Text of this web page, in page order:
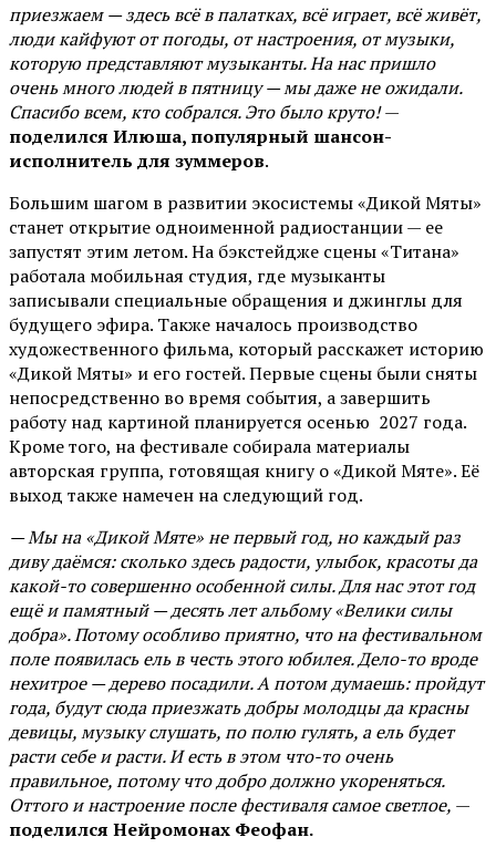
приезжаем — здесь всё в палатках, всё играет, всё живёт,
люди кайфуют от погоды, от настроения, от музыки,
которую представляют музыканты. На нас пришло
очень много людей в пятницу — мы даже не ожидали.
Спасибо всем, кто собрался. Это было круто!—
поделился Илюша, популярный шансон-
исполнитель для зуммеров.
Большим шагом в развитии экосистемы «Дикой Мяты»
станет открытие одноименной радиостанции — ее
запустят этим летом. На бэкстейдже сцены «Титана»
работала мобильная студия, где музыканты
записывали специальные обращения и джинглы для
будущего эфира. Также началось производство
художественного фильма, который расскажет историю
«Дикой Мяты» и его гостей. Первые сцены были сняты
непосредственно во время события, а завершить
работу над картиной планируется осенью 2027 года.
Кроме того, на фестивале собирала материалы
авторская группа, готовящая книгу о «Дикой Мяте». Её
выход также намечен на следующий год.
— Мы на «Дикой Мяте» не первый год, но каждый раз
диву даёмся: сколько здесь радости, улыбок, красоты да
какой-то совершенно особенной силы. Для нас этот год
ещё и памятный — десять лет альбому «Велики силы
добра». Потому особливо приятно, что на фестивальном
поле появилась ель в честь этого юбилея. Дело-то вроде
нехитрое — дерево посадили. А потом думаешь: пройдут
года, будут сюда приезжать добры молодцы да красны
девицы, музыку слушать, по полю гулять, а ель будет
расти себе и расти. И есть в этом что-то очень
правильное, потому что добро должно укореняться.
Оттого и настроение после фестиваля самое светлое, —
поделился Нейромонах Феофан.